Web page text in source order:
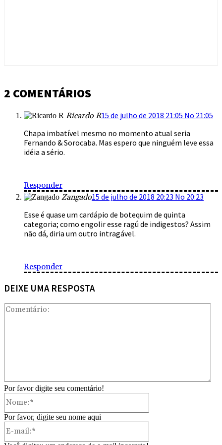
2 COMENTÁRIOS
Ricardo R15 de julho de 2018 21:05 No 21:05
Chapa imbatível mesmo no momento atual seria
Fernando & Sorocaba. Mas espero que ninguém leve essa
idéia a sério.
Responder
Zangado15 de julho de 2018 20:23 No 20:23
Esse é quase um cardápio de botequim de quinta
categoria; como engolir esse ragú de indigestos? Assim
não dá, diria um outro intragável.
Responder
DEIXE UMA RESPOSTA
Por favor digite seu comentário!
Por favor, digite seu nome aqui